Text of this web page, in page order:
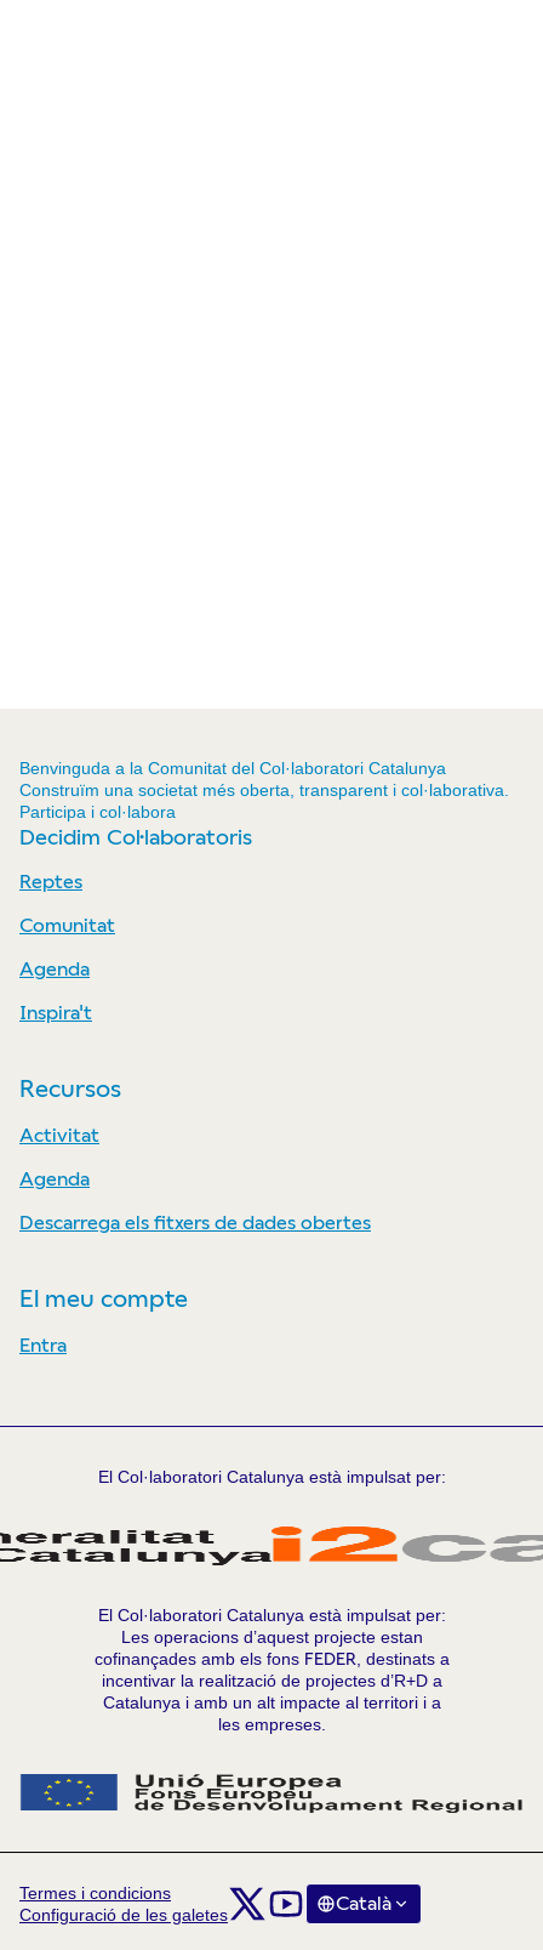
Benvinguda a la Comunitat del Col·laboratori Catalunya
Construïm una societat més oberta, transparent i col·laborativa.
Participa i col·labora
Decidim Col·laboratoris
Reptes
Comunitat
Agenda
Inspira't
Recursos
Activitat
Agenda
Descarrega els fitxers de dades obertes
El meu compte
Entra
El Col·laboratori Catalunya està impulsat per:
El Col·laboratori Catalunya està impulsat per:
Les operacions d’aquest projecte estan
cofinançades amb els fons FEDER , destinats a
incentivar la realització de projectes d’R+D a
Catalunya i amb un alt impacte al territori i a
les empreses.
Termes i condicions
Configuració de les galetes
Comunitat Col·laboratori Catalunya a X
Comunitat Col·laboratori Catalunya
Català
Triar la llengua